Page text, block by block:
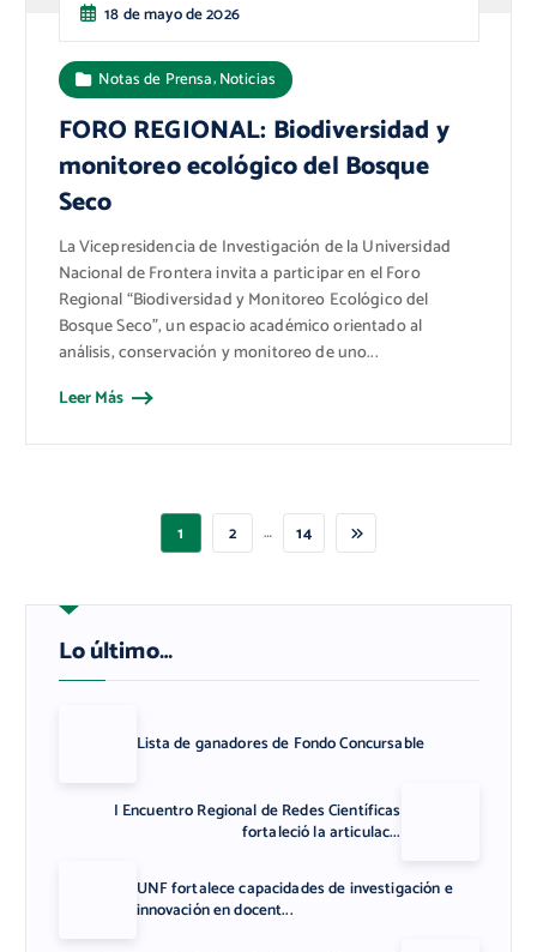
18 de mayo de 2026
Notas de Prensa,Noticias
FORO REGIONAL: Biodiversidad y
monitoreo ecológico del Bosque
Seco
La Vicepresidencia de Investigación de la Universidad
Nacional de Frontera invita a participar en el Foro
Regional “Biodiversidad y Monitoreo Ecológico del
Bosque Seco”, un espacio académico orientado al
análisis, conservación y monitoreo de uno...
Leer Más
1 2 … 14
Lo último…
Lista de ganadores de Fondo Concursable
I Encuentro Regional de Redes Científicas
fortaleció la articulac...
UNF fortalece capacidades de investigación e
innovación en docent...